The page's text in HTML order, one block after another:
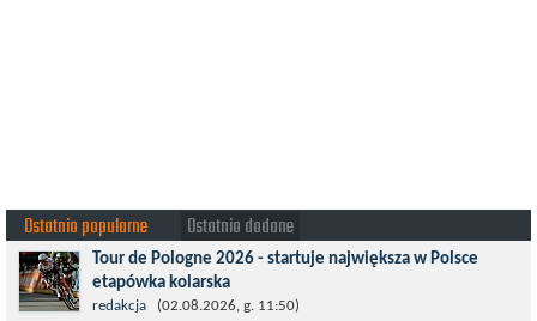
Ostatnio popularne Ostatnio dodane
Tour de Pologne 2026 - startuje największa w Polsce
etapówka kolarska
Tour de Pologne 2026 to jedno z najbardziej prestiżowych
redakcja (02.08.2026, g. 11:50)